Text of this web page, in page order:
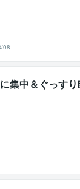
08
集中＆ぐっす